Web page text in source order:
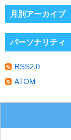
月別アーカイブ
パーソナリティ
RSS2.0
ATOM